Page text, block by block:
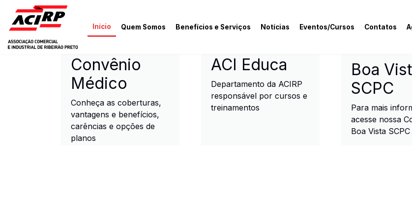
Pular para o conteúdo principal
Início Quem Somos Benefícios e Serviços Notícias Eventos/Cursos Contatos
ACIRP - Associação Comercial e Industrial
Convênio
Médico
Conheça as coberturas,
vantagens e benefícios,
carências e opções de
planos
ACI Educa
Departamento da ACIRP
responsável por cursos e
treinamentos
Boa
SCPC
Para mais
acesse nossa
Boa Vista SCPC